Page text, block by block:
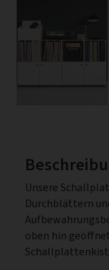
Unsere
Durchblättern
oben hin